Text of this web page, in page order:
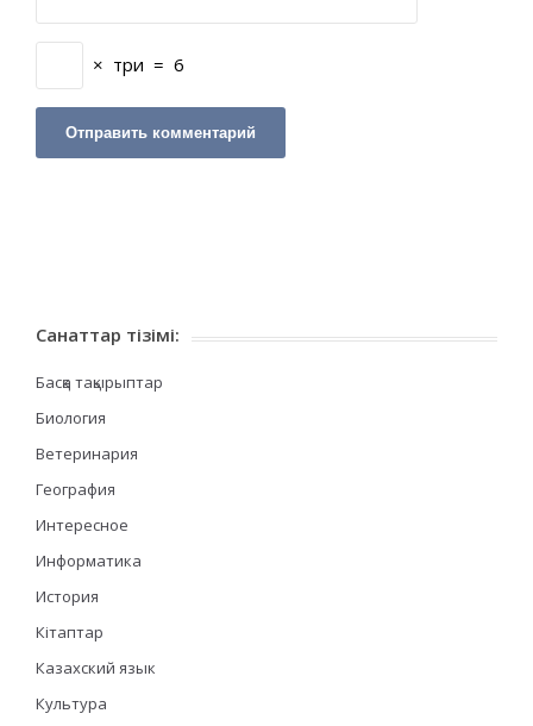
× три = 6
Санаттар тізімі:
Басқа тақырыптар
Биология
Ветеринария
География
Интересное
Информатика
История
Кітаптар
Казахский язык
Культура